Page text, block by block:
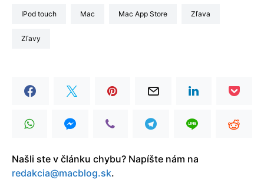
iPod touch Mac Mac App Store Zľava
zľavy
Našli ste v článku chybu? Napíšte nám na
redakcia@macblog.sk.